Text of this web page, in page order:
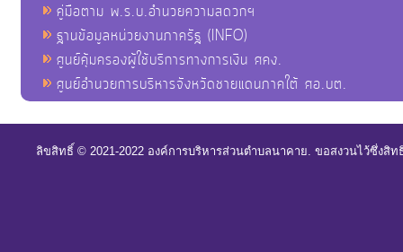
คู่มือตาม พ.ร.บ.อำนวยความสดวกฯ
ฐานข้อมูลหน่วยงานภาครัฐ (INFO)
ศูนย์คุ้มครองผู้ใช้บริการทางการเงิน ศคง.
ศูนย์อำนวยการบริหารจังหวัดชายแดนภาคใต้ ศอ.บต.
ลิขสิทธิ์ © 2021-2022 องค์การบริหารส่วนตำบลนาคาย. ขอสงวนไว้ซึ่งสิ